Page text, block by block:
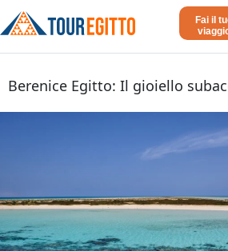
Fai il
Dahabeya Lusso
Agosto in Egitto
Berenice Egitto: Il gioiello